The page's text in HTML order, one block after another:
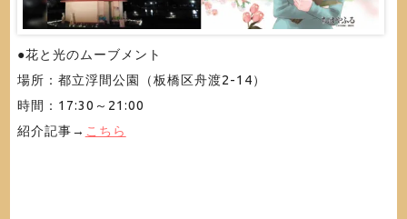
●花と光のムーブメント
場所：都立浮間公園（板橋区舟渡2-14）
時間：17:30～21:00
紹介記事→ こちら